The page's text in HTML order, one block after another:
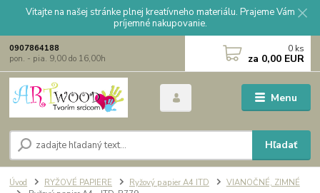
Vitajte na našej stránke plnej kreatívneho materiálu. Prajeme Vám
príjemné nakupovanie.
Menu
Hľadať
0907864188
pon. - pia. 9,00 do 16,00h
0 ks
za 0,00 EUR
Úvod RYŽOVÉ PAPIERE Ryžový papier A4 ITD
VIANOČNÉ, ZIMNÉ